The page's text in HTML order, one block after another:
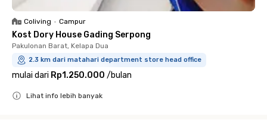
Coliving • Campur
Kost Dory House Gading Serpong
Pakulonan Barat, Kelapa Dua
2.3 km dari matahari department store head office
mulai dari Rp1.250.000 /bulan
Lihat info lebih banyak